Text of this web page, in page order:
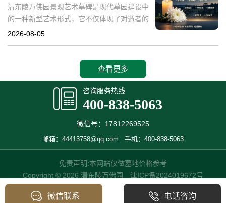
清东陵万佛园景观艺术墓碑是现代墓园建设中
的一种新型艺术形式，它不仅体现了对逝者的
尊重和缅怀，更是一种文化艺术的传承。本文
2026-08-05
查看更多
咨询服务热线
400-838-5063
微信号：17812269525
邮箱：44413758@qq.com 手机：400-838-5063
免责声明:本网站仅做墓地价格参考
Copyright © 2026 清东陵万佛园 津ICP备2024019672号
微信联系 电话咨询